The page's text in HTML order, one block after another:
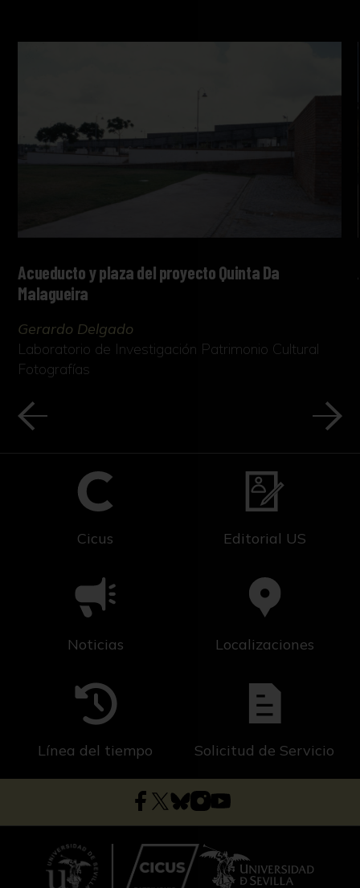
Acueducto y plaza del proyecto Quinta Da
Malagueira
Gerardo Delgado
Laboratorio de Investigación Patrimonio Cultural
Fotografías
Cicus Editorial US
Noticias Localizaciones
Línea del tiempo Solicitud de Servicio